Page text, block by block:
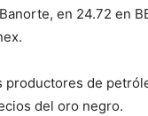
en 24.72 en
productores de
del oro negro.